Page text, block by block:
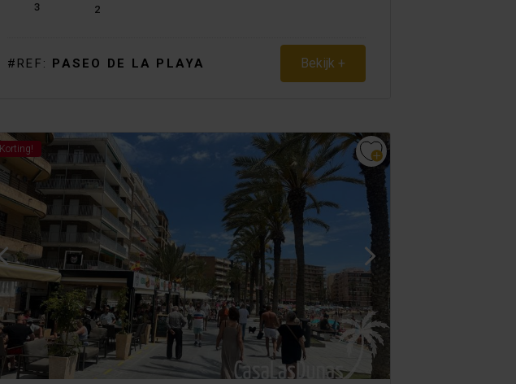
3 2
#REF: PASEO DE LA PLAYA Bekijk +
Korting!